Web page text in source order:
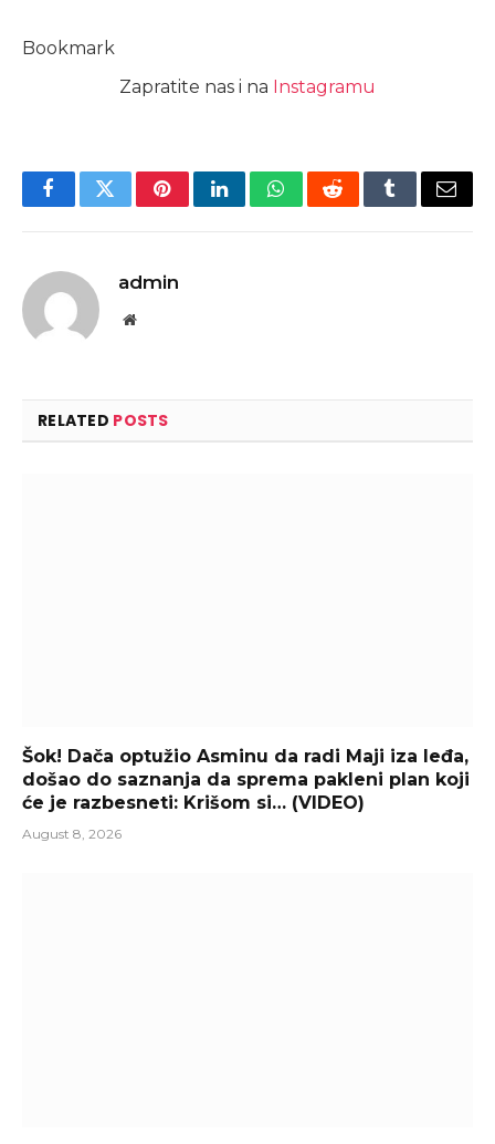
Bookmark
Zapratite nas i na Instagramu
FacebookTwitterPinterestLinkedInWhatsAppRedditTumblrEmail
admin
Website
RELATED POSTS
Šok! Dača optužio Asminu da radi Maji iza leđa,
došao do saznanja da sprema pakleni plan koji
će je razbesneti: Krišom si… (VIDEO)
August 8, 2026